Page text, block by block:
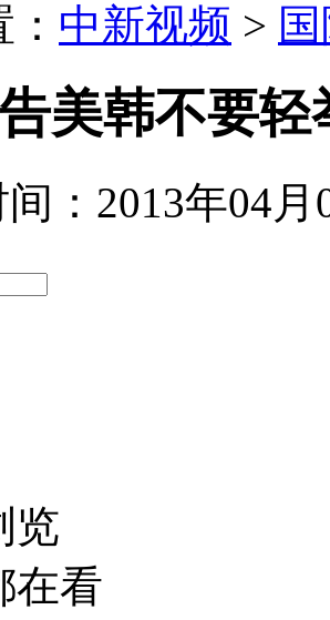
中新视频 >
美韩不要轻
：2013年04月
览
在看